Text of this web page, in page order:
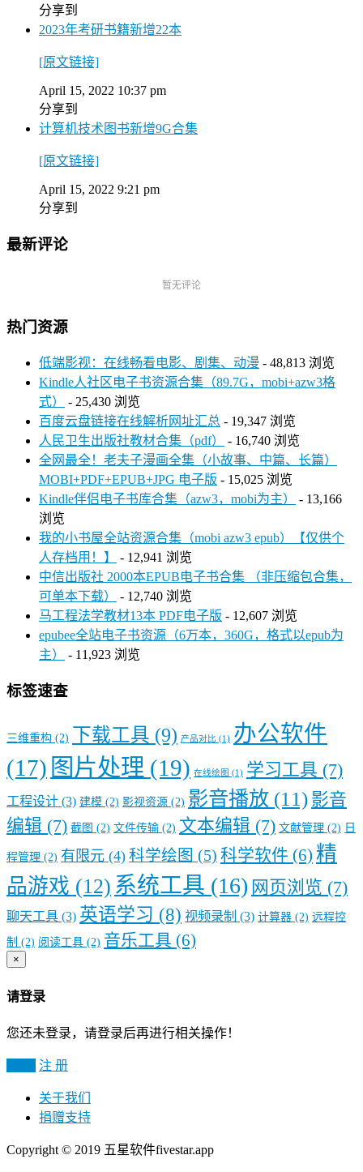
分享到
2023年考研书籍新增22本
[原文链接]
April 15, 2022 10:37 pm
分享到
计算机技术图书新增9G合集
[原文链接]
April 15, 2022 9:21 pm
分享到
最新评论
暂无评论
热门资源
低端影视：在线畅看电影、剧集、动漫 - 48,813 浏览
Kindle人社区电子书资源合集（89.7G，mobi+azw3格
式）
- 25,430 浏览
百度云盘链接在线解析网址汇总 - 19,347 浏览
人民卫生出版社教材合集（pdf）
- 16,740 浏览
全网最全！老夫子漫画全集（小故事、中篇、长篇）
MOBI+PDF+EPUB+JPG 电子版 - 15,025 浏览
Kindle伴侣电子书库合集（azw3，mobi为主）
- 13,166
浏览
我的小书屋全站资源合集（mobi azw3 epub）【仅供个
人存档用！】
- 12,941 浏览
中信出版社 2000本EPUB电子书合集 （非压缩包合集，
可单本下载）
- 12,740 浏览
马工程法学教材13本 PDF电子版 - 12,607 浏览
epubee全站电子书资源（6万本，360G，格式以epub为
主）
- 11,923 浏览
标签速查
三维重构 (2) 下载工具 (9) 产品对比 (1) 办公软件
(17) 图片处理 (19) 在线绘图 (1) 学习工具 (7)
工程设计 (3) 建模 (2) 影视资源 (2) 影音播放 (11) 影音
编辑 (7) 截图 (2) 文件传输 (2) 文本编辑 (7) 文献管理 (2) 日
程管理 (2) 有限元 (4) 科学绘图 (5) 科学软件 (6) 精
品游戏 (12) 系统工具 (16) 网页浏览 (7)
聊天工具 (3) 英语学习 (8) 视频录制 (3) 计算器 (2) 远程控
制 (2) 阅读工具 (2) 音乐工具 (6)
×
请登录
您还未登录，请登录后再进行相关操作！
注 册
关于我们
捐赠支持
Copyright © 2019 五星软件fivestar.app